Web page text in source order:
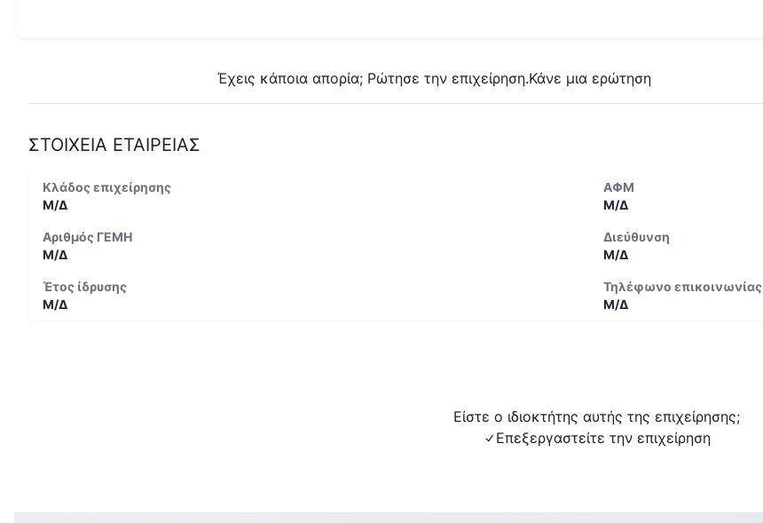
Έχεις κάποια απορία; Ρώτησε την επιχείρηση.Κάνε μια ερώτηση
ΣΤΟΙΧΕΙΑ ΕΤΑΙΡΕΙΑΣ
Κλάδος επιχείρησης
Μ/Δ
ΑΦΜ
Μ/Δ
Αριθμός ΓΕΜΗ
Μ/Δ
Διεύθυνση
Μ/Δ
Έτος ίδρυσης
Μ/Δ
Τηλέφωνο επικοινωνίας
Μ/Δ
Είστε ο ιδιοκτήτης αυτής της επιχείρησης;
Επεξεργαστείτε την επιχείρηση